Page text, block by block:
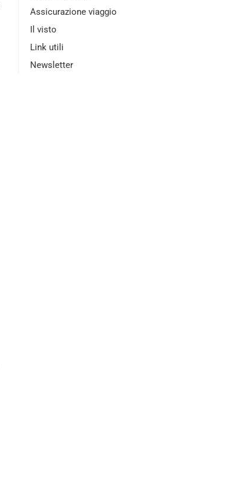
Assicurazione viaggio
Il visto
Link utili
Newsletter